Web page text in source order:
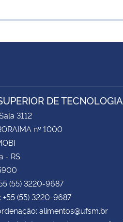
DE
3112
nº 1000
- RS
(55) 3220-9687
(55) 3220-9687
alimentos@ufsm.br